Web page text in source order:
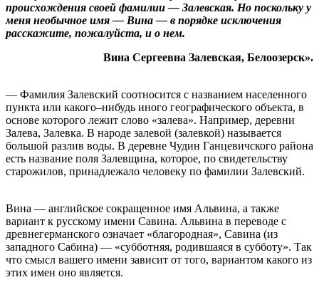
происхождения своей фамилии — Залевская. Но поскольку у
меня необычное имя — Вина — в порядке исключения
расскажите, пожалуйста, и о нем.
Вина Сергеевна Залевская, Белоозерск».
— Фамилия Залевский соотносится с названием населенного
пункта или какого–нибудь иного географического объекта, в
основе которого лежит слово «залева». Например, деревни
Залева, Залевка. В народе залевой (залевкой) называется
большой разлив воды. В деревне Чудин Ганцевичского района
есть название поля Залевщина, которое, по свидетельству
старожилов, принадлежало человеку по фамилии Залевский.
Вина — английское сокращенное имя Альвина, а также
вариант к русскому имени Савина. Альвина в переводе с
древнегерманского означает «благородная», Савина (из
западного Сабина) — «субботняя, родившаяся в субботу». Так
что смысл вашего имени зависит от того, вариантом какого из
этих имен оно является.